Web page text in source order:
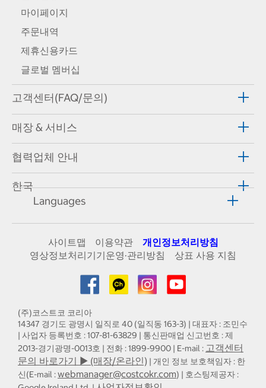
마이페이지
주문내역
제휴신용카드
글로벌 멤버십
고객센터(FAQ/문의)
매장 & 서비스
협력업체 안내
한국
Languages
사이트맵 이용약관
개인정보처리방침
영상정보처리기기운영·관리방침
상표 사용 지침
(주)코스트코 코리아
14347 경기도 광명시 일직로 40 (일직동 163-3) | 대표자 : 조민수
| 사업자 등록번호 : 107-81-63829 | 통신판매업 신고번호 : 제
2013-경기광명-0013호 | 전화 : 1899-9900 | E-mail : 고객센터
문의 바로가기 ▶ (매장/온라인) | 개인 정보 보호책임자 : 한
신(E-mail :webmanager@costcokr.com) | 호스팅제공자 :